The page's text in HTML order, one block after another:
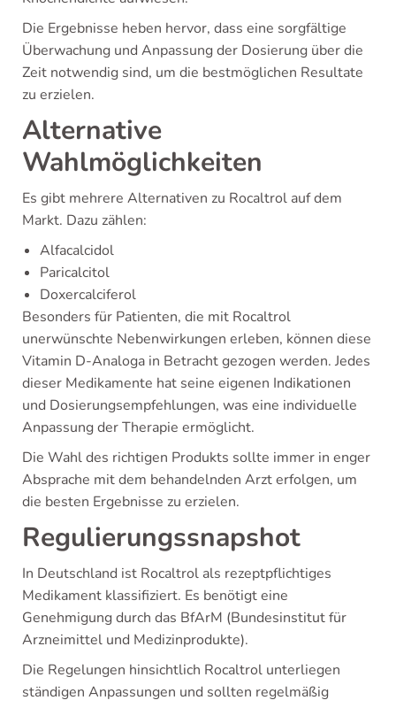
Die Ergebnisse heben hervor, dass eine sorgfältige
Überwachung und Anpassung der Dosierung über die
Zeit notwendig sind, um die bestmöglichen Resultate
zu erzielen.
Alternative
Wahlmöglichkeiten
Es gibt mehrere Alternativen zu Rocaltrol auf dem
Markt. Dazu zählen:
Alfacalcidol
Paricalcitol
Doxercalciferol
Besonders für Patienten, die mit Rocaltrol
unerwünschte Nebenwirkungen erleben, können diese
Vitamin D-Analoga in Betracht gezogen werden. Jedes
dieser Medikamente hat seine eigenen Indikationen
und Dosierungsempfehlungen, was eine individuelle
Anpassung der Therapie ermöglicht.
Die Wahl des richtigen Produkts sollte immer in enger
Absprache mit dem behandelnden Arzt erfolgen, um
die besten Ergebnisse zu erzielen.
Regulierungssnapshot
In Deutschland ist Rocaltrol als rezeptpflichtiges
Medikament klassifiziert. Es benötigt eine
Genehmigung durch das BfArM (Bundesinstitut für
Arzneimittel und Medizinprodukte).
Die Regelungen hinsichtlich Rocaltrol unterliegen
ständigen Anpassungen und sollten regelmäßig